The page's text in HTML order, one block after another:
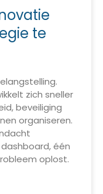
te
zich sneller
beveiliging
organiseren.
één
oplost.